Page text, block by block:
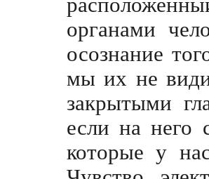
органами
осознание
мы их не
закрытыми
если на него
которые у